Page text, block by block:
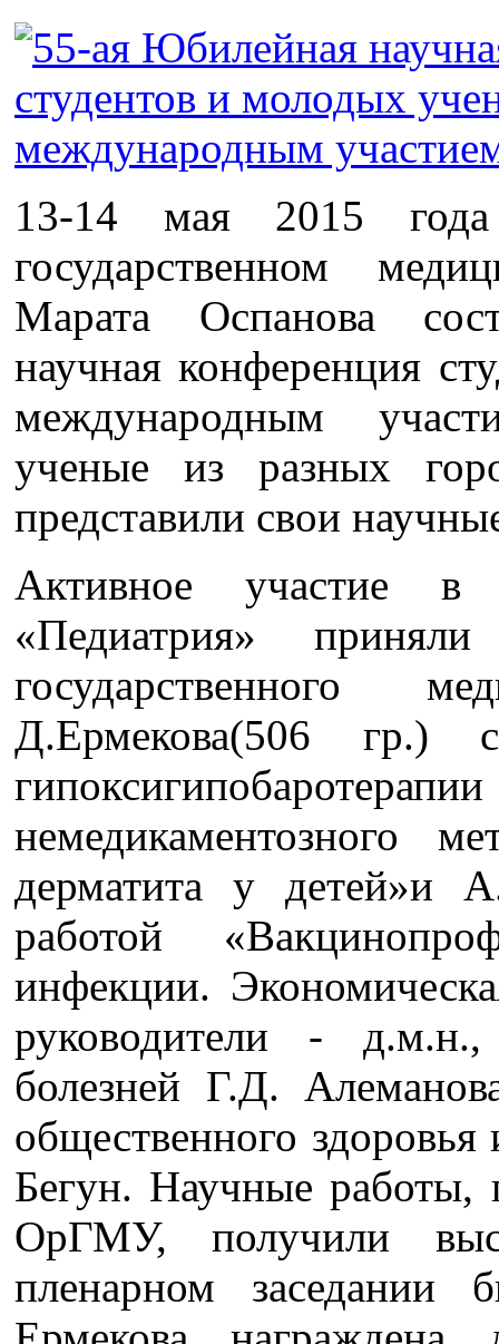
13-14 мая 2015 года
государственном
Марата Оспанова
научная конференция
международным
ученые из разных
представили свои
Активное участие в
«Педиатрия»
государственного
Д.Ермекова(506 гр.)
немедикаментозного
дерматита у детей»и
работой
инфекции.
руководители -
болезней Г.Д.
общественного
Бегун. Научные работы,
ОрГМУ, получили
пленарном